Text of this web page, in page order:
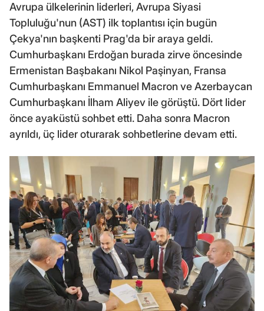
Avrupa ülkelerinin liderleri, Avrupa Siyasi
Topluluğu'nun (AST) ilk toplantısı için bugün
Çekya'nın başkenti Prag'da bir araya geldi.
Cumhurbaşkanı Erdoğan burada zirve öncesinde
Ermenistan Başbakanı Nikol Paşinyan, Fransa
Cumhurbaşkanı Emmanuel Macron ve Azerbaycan
Cumhurbaşkanı İlham Aliyev ile görüştü. Dört lider
önce ayaküstü sohbet etti. Daha sonra Macron
ayrıldı, üç lider oturarak sohbetlerine devam etti.